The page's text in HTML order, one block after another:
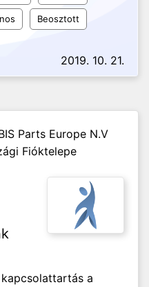
Beosztott
2019. 10. 21.
Parts Europe N.V
Fióktelepe
a